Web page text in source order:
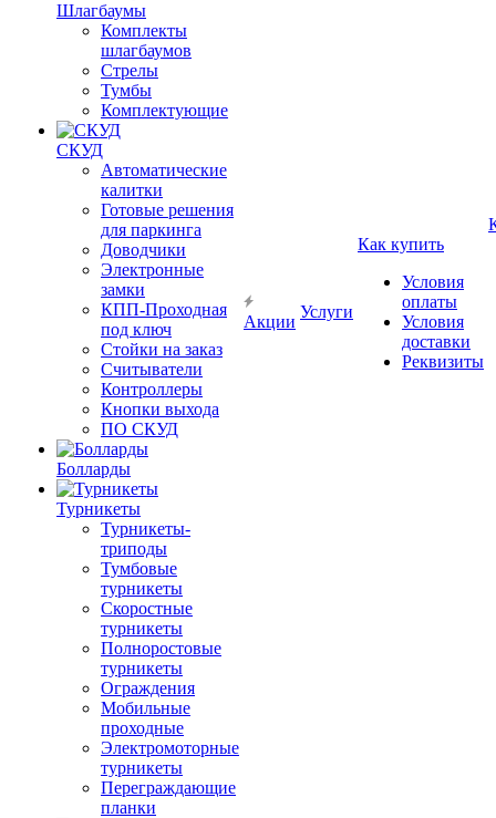
Шлагбаумы
Комплекты
шлагбаумов
Стрелы
Тумбы
Комплектующие
СКУД
Автоматические
калитки
Готовые решения
для паркинга
Доводчики
Электронные
замки
КПП-Проходная
под ключ
Стойки на заказ
Считыватели
Контроллеры
Кнопки выхода
ПО СКУД
Болларды
Турникеты
Турникеты-
триподы
Тумбовые
турникеты
Скоростные
турникеты
Полноростовые
турникеты
Ограждения
Мобильные
проходные
Электромоторные
турникеты
Переграждающие
планки
Акции
Услуги
Как купить
Условия
оплаты
Условия
доставки
Реквизиты